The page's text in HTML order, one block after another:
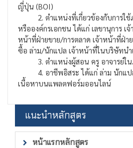
ญี่ปุ่น (BOI)
2. ตำแหน่งที่เกี่ยวข้องกับการใช้
หรือองค์กรเอกชน ได้แก่ เลขานุการ เ
หน้าที่ฝ่ายขาย/การตลาด เจ้าหน้าที่ฝ่า
ซื้อ ล่าม/นักแปล เจ้าหน้าที่ในบริษัทนำ
3. ตำแหน่งผู้สอน ครู อาจารย์ใน
4. อาชีพอิสระ ได้แก่ ล่าม นักแป
เนื้อหาบนแพลตฟอร์มออนไลน์
แนะนำหลักสูตร
หน้าแรกหลักสูตร